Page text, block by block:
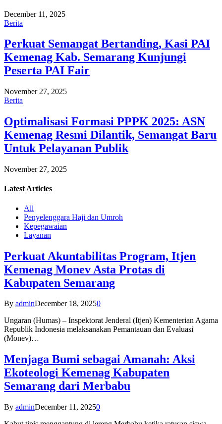
December 11, 2025
Berita
Perkuat Semangat Bertanding, Kasi PAI
Kemenag Kab. Semarang Kunjungi
Peserta PAI Fair
November 27, 2025
Berita
Optimalisasi Formasi PPPK 2025: ASN
Kemenag Resmi Dilantik, Semangat Baru
Untuk Pelayanan Publik
November 27, 2025
Latest Articles
All
Penyelenggara Haji dan Umroh
Kepegawaian
Layanan
Perkuat Akuntabilitas Program, Itjen
Kemenag Monev Asta Protas di
Kabupaten Semarang
By adminDecember 18, 20250
Ungaran (Humas) – Inspektorat Jenderal (Itjen) Kementerian Agama
Republik Indonesia melaksanakan Pemantauan dan Evaluasi
(Monev)…
Menjaga Bumi sebagai Amanah: Aksi
Ekoteologi Kemenag Kabupaten
Semarang dari Merbabu
By adminDecember 11, 20250